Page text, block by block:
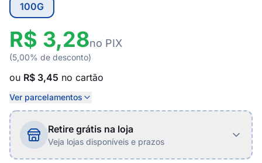
100G
R$ 3,28no PIX
(5,00% de desconto)
ou R$ 3,45 no cartão
Ver parcelamentos
Retire grátis na loja
Veja lojas disponíveis e prazos